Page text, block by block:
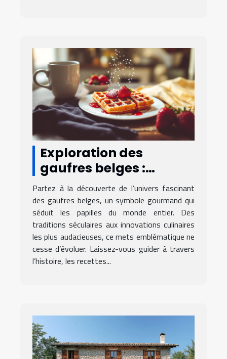
Exploration des
gaufres belges :
traditions et
innovations culinaires
Partez à la découverte de l’univers fascinant
des gaufres belges, un symbole gourmand qui
séduit les papilles du monde entier. Des
traditions séculaires aux innovations culinaires
les plus audacieuses, ce mets emblématique ne
cesse d’évoluer. Laissez-vous guider à travers
l’histoire, les recettes...